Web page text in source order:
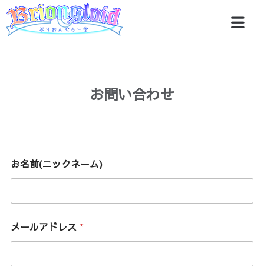
お問い合わせ
お名前(ニックネーム)
メールアドレス *